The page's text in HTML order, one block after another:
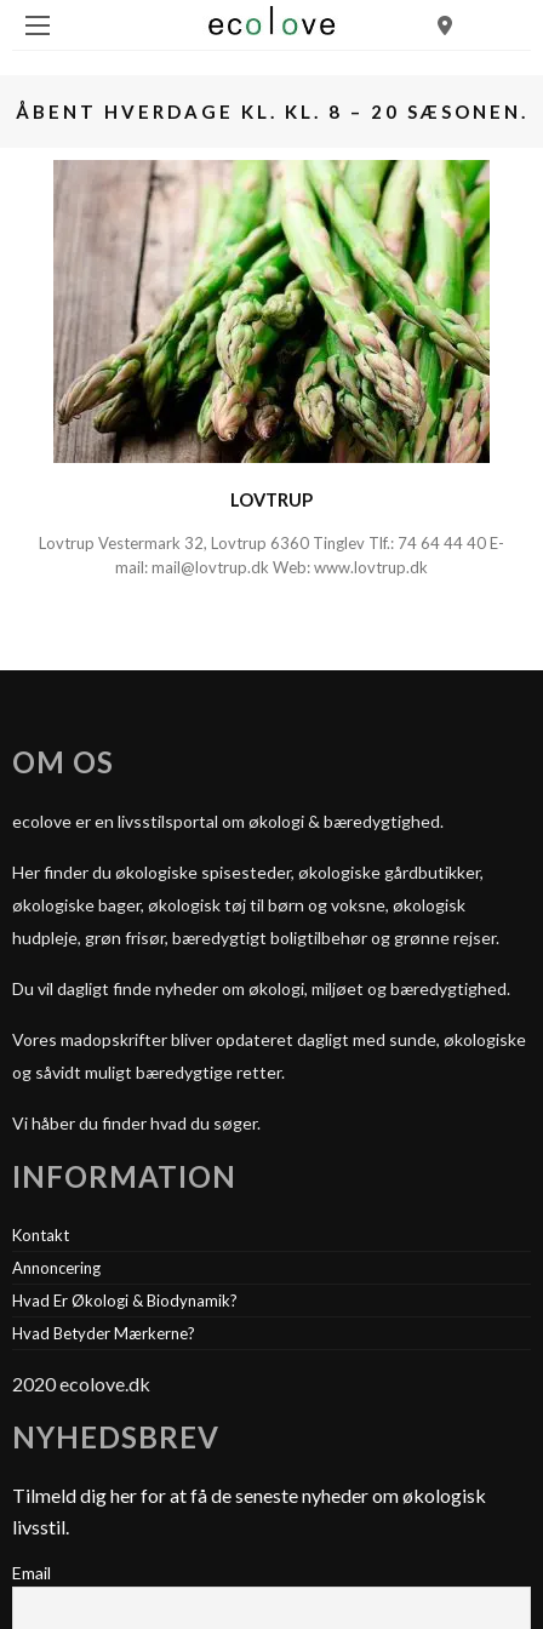
ÅBENT HVERDAGE KL. KL. 8 – 20 SÆSONEN.
LOVTRUP
Lovtrup Vestermark 32, Lovtrup 6360 Tinglev Tlf.: 74 64 44 40E-
mail:mail@lovtrup.dk Web:www.lovtrup.dk
OM OS
ecolove er en livsstilsportal om økologi & bæredygtighed.
Her finder du økologiske spisesteder, økologiske gårdbutikker,
økologiske bager, økologisk tøj til børn og voksne, økologisk
hudpleje, grøn frisør, bæredygtigt boligtilbehør og grønne rejser.
Du vil dagligt finde nyheder om økologi, miljøet og bæredygtighed.
Vores madopskrifter bliver opdateret dagligt med sunde, økologiske
og såvidt muligt bæredygtige retter.
Vi håber du finder hvad du søger.
INFORMATION
Kontakt
Annoncering
Hvad Er Økologi & Biodynamik?
Hvad Betyder Mærkerne?
2020 ecolove.dk
NYHEDSBREV
Tilmeld dig her for at få de seneste nyheder om økologisk
livsstil.
Email